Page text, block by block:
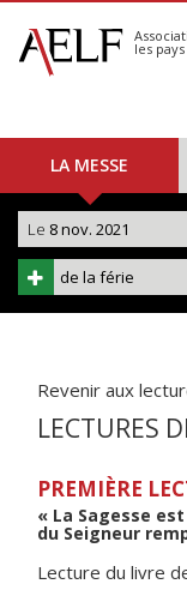
S'abonner
Calendrier
les
LA MESSE
Le 8 nov. 2021
de la férie
Revenir aux
LECTURES
PREMIÈRE
« La Sagesse
du Seigneur
Lecture du livre